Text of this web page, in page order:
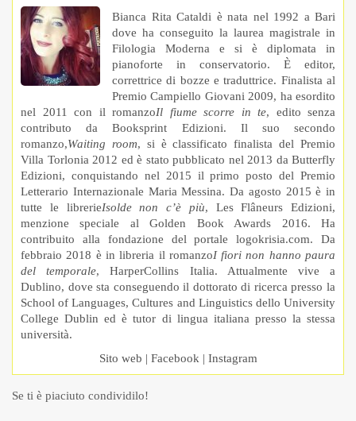
Bianca Rita Cataldi è nata nel 1992 a Bari
dove ha conseguito la laurea magistrale in
Filologia Moderna e si è diplomata in
pianoforte in conservatorio. È editor,
correttrice di bozze e traduttrice. Finalista al
Premio Campiello Giovani 2009, ha esordito
nel 2011 con il romanzoIl fiume scorre in te, edito senza
contributo da Booksprint Edizioni. Il suo secondo
romanzo,Waiting room, si è classificato finalista del Premio
Villa Torlonia 2012 ed è stato pubblicato nel 2013 da Butterfly
Edizioni, conquistando nel 2015 il primo posto del Premio
Letterario Internazionale Maria Messina. Da agosto 2015 è in
tutte le librerieIsolde non c’è più, Les Flâneurs Edizioni,
menzione speciale al Golden Book Awards 2016. Ha
contribuito alla fondazione del portale logokrisia.com. Da
febbraio 2018 è in libreria il romanzoI fiori non hanno paura
del temporale, HarperCollins Italia. Attualmente vive a
Dublino, dove sta conseguendo il dottorato di ricerca presso la
School of Languages, Cultures and Linguistics dello University
College Dublin ed è tutor di lingua italiana presso la stessa
università.
Sito web | Facebook | Instagram
Se ti è piaciuto condividilo!